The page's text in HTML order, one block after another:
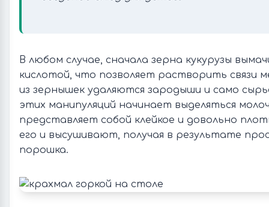
В любом случае, сначала зерна кукурузы
кислотой, что позволяет растворить связи
из зернышек удаляются зародыши и само
этих манипуляций начинает выделяться
представляет собой клейкое и довольно
его и высушивают, получая в результате
порошка.